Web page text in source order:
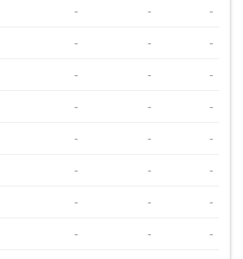
- - -
- - -
- - -
- - -
- - -
- - -
- - -
- - -